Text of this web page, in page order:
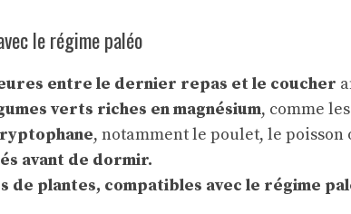
le régime paléo
entre le dernier repas et le coucher
verts riches en magnésium, comme
, notamment le poulet, le poisson
avant de dormir.
de plantes, compatibles avec le régime